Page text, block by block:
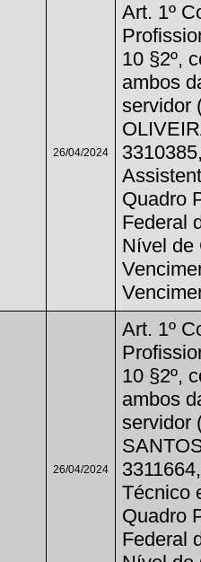
26/04/2024
Art. 1º
10 §2º,
ambos
servidor
Quadro
Federal
Nível de
26/04/2024
Art. 1º
10 §2º,
ambos
servidor
Técnico
Quadro
Federal